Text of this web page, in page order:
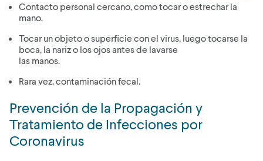
Contacto personal cercano, como tocar o estrechar la
mano.
Tocar un objeto o superficie con el virus, luego tocarse la
boca, la nariz o los ojos antes de lavarse
las manos.
Rara vez, contaminación fecal.
Prevención de la Propagación y
Tratamiento de Infecciones por
Coronavirus